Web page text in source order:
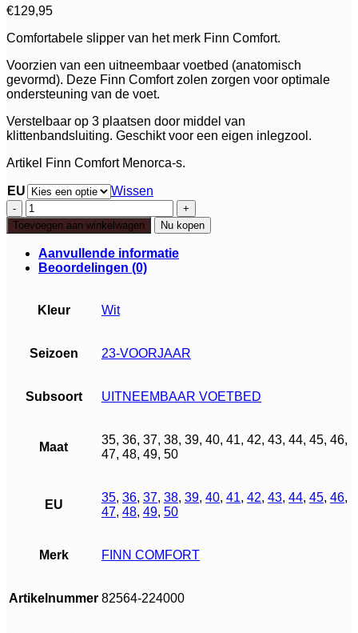
€129,95
Comfortabele slipper van het merk Finn Comfort.
Voorzien van een uitneembaar voetbed (anatomisch
gevormd). Deze Finn Comfort zolen zorgen voor optimale
ondersteuning van de voet.
Verstelbaar op 3 plaatsen door middel van
klittenbandsluiting. Geschikt voor een eigen inlegzool.
Artikel Finn Comfort Menorca-s.
EU
Wissen
Finn
Comfort
Menorca-
s
aantal
Toevoegen aan winkelwagen Nu kopen
Aanvullende informatie
Beoordelingen (0)
Kleur Wit
Seizoen 23-VOORJAAR
Subsoort UITNEEMBAAR VOETBED
Maat
35, 36, 37, 38, 39, 40, 41, 42, 43, 44, 45, 46,
47, 48, 49, 50
EU
35, 36, 37, 38, 39, 40, 41, 42, 43, 44, 45, 46,
47, 48, 49, 50
Merk FINN COMFORT
Artikelnummer 82564-224000